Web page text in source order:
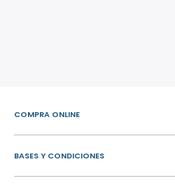
COMPRA ONLINE
Mi Cuenta
Todos los productos
Carrito de compras
BASES Y CONDICIONES
Términos y condiciones